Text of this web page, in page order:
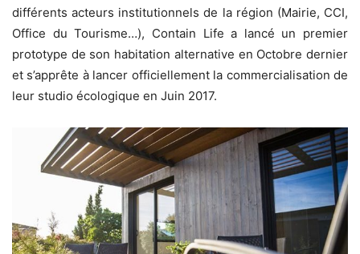
différents acteurs institutionnels de la région (Mairie, CCI,
Office du Tourisme…), Contain Life a lancé un premier
prototype de son habitation alternative en Octobre dernier
et s’apprête à lancer officiellement la commercialisation de
leur studio écologique en Juin 2017.